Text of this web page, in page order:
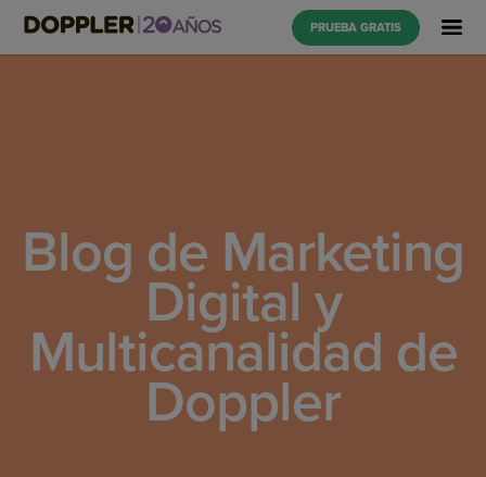
PRUEBA GRATIS
Blog de Marketing
Digital y
Multicanalidad de
Doppler